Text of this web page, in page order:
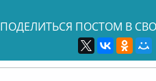
ПОДЕЛИТЬСЯ ПОСТОМ В